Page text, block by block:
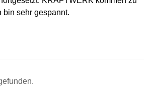
bin sehr gespannt.